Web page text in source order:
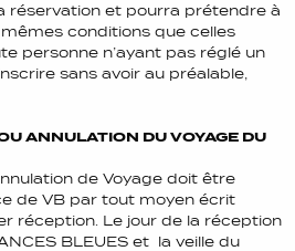
réservation et pourra prétendre à
conditions que celles
personne n’ayant pas réglé un
sans avoir au préalable,
ANNULATION DU VOYAGE DU
de Voyage doit être
de VB par tout moyen écrit
réception. Le jour de la réception
BLEUES et la veille du